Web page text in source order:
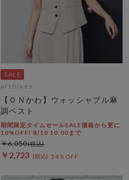
archives
【ＯＮかわ】ウォッシャブル麻
調ベスト
期間限定タイムセールSALE価格から更に
10%OFF! 8/10 10:00まで
￥2,723 54％OFF
￥6,050